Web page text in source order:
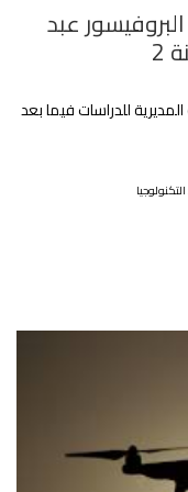
عبد
المديرية للدراسات فيما بعد